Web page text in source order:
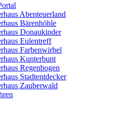
Abenteuerland
Bärenhöhle
Donaukinder
Eulentreff
Farbenwirbel
Kunterbunt
Regenbogen
Stadtentdecker
Zauberwald